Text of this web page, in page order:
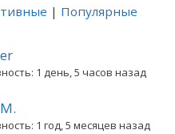
| Популярные
1 день, 5 часов назад
1 год, 5 месяцев назад